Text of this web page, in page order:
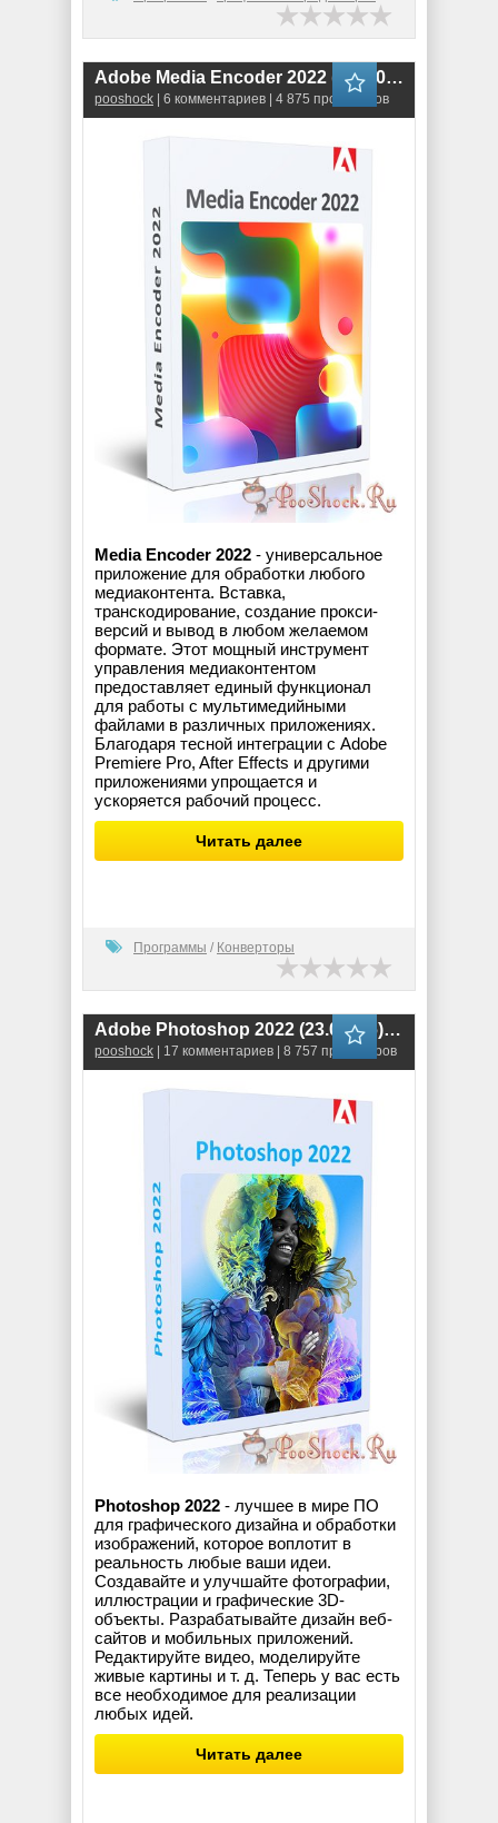
Adobe Media Encoder 2022 (22.0.0.107) RePack
pooshock | 6 комментариев | 4 875 просмотров
Media Encoder 2022 - универсальное
приложение для обработки любого
медиаконтента. Вставка,
транскодирование, создание прокси-
версий и вывод в любом желаемом
формате. Этот мощный инструмент
управления медиаконтентом
предоставляет единый функционал
для работы с мультимедийными
файлами в различных приложениях.
Благодаря тесной интеграции с Adobe
Premiere Pro, After Effects и другими
приложениями упрощается и
ускоряется рабочий процесс.
Читать далее
Программы / Конверторы
Adobe Photoshop 2022 (23.0.0.36) RePack
pooshock | 17 комментариев | 8 757 просмотров
Photoshop 2022 - лучшее в мире ПО
для графического дизайна и обработки
изображений, которое воплотит в
реальность любые ваши идеи.
Создавайте и улучшайте фотографии,
иллюстрации и графические 3D-
объекты. Разрабатывайте дизайн веб-
сайтов и мобильных приложений.
Редактируйте видео, моделируйте
живые картины и т. д. Теперь у вас есть
все необходимое для реализации
любых идей.
Читать далее